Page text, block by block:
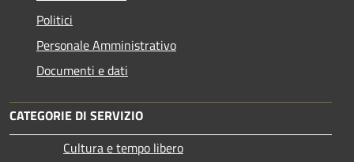
Politici
Personale Amministrativo
Documenti e dati
CATEGORIE DI SERVIZIO
Cultura e tempo libero